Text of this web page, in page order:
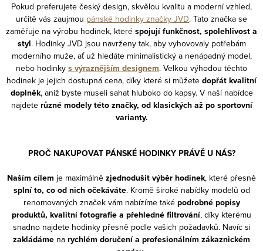
Pokud preferujete český design, skvělou kvalitu a moderní vzhled,
určitě vás zaujmou pánské hodinky značky JVD. Tato značka se
zaměřuje na výrobu hodinek, které spojují funkčnost, spolehlivost a
styl. Hodinky JVD jsou navrženy tak, aby vyhovovaly potřebám
moderního muže, ať už hledáte minimalistický a nenápadný model,
nebo hodinky s výraznějším designem. Velkou výhodou těchto
hodinek je jejich dostupná cena, díky které si můžete dopřát kvalitní
doplněk, aniž byste museli sahat hluboko do kapsy. V naší nabídce
najdete různé modely této značky, od klasických až po sportovní
varianty.
PROČ NAKUPOVAT PÁNSKÉ HODINKY PRÁVĚ U NÁS?
Naším cílem je maximálně zjednodušit výběr hodinek, které přesně
splní to, co od nich očekáváte. Kromě široké nabídky modelů od
renomovaných značek vám nabízíme také podrobné popisy
produktů, kvalitní fotografie a přehledné filtrování, díky kterému
snadno najdete hodinky přesně podle vašich požadavků. Navíc si
zakládáme na rychlém doručení a profesionálním zákaznickém